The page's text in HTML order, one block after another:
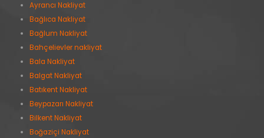
Ayrancı Nakliyat
Bağlıca Nakliyat
Bağlum Nakliyat
Bahçelievler nakliyat
Bala Nakliyat
Balgat Nakliyat
Batıkent Nakliyat
Beypazarı Nakliyat
Bilkent Nakliyat
Boğaziçi Nakliyat